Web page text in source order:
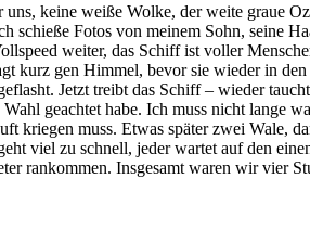
uns, keine weiße Wolke, der weite graue
schieße Fotos von meinem Sohn, seine
weiter, das Schiff ist voller
kurz gen Himmel, bevor sie wieder in
Jetzt treibt das Schiff – wieder
geachtet habe. Ich muss nicht lange
kriegen muss. Etwas später zwei Wale,
viel zu schnell, jeder wartet auf den
rankommen. Insgesamt waren wir vier